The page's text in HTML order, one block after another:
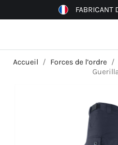
FABRICANT
Accueil Forces de l’ordre